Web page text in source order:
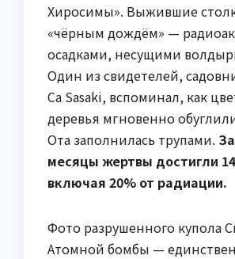
Хиросимы». Выжившие
«чёрным дождём» —
осадками, несущими
Один из свидетелей,
Са Sasaki, вспоминал, как
деревья мгновенно
Ота заполнилась трупами.
месяцы жертвы достигли
включая 20% от радиации.
Фото разрушенного купола
Атомной бомбы —